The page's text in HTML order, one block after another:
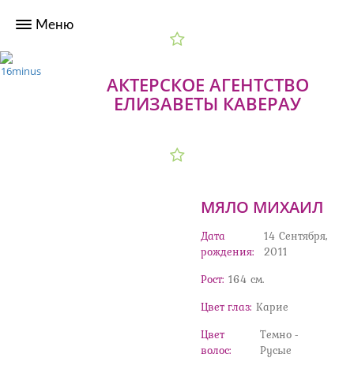
АКТЕРСКОЕ АГЕНТСТВО
ЕЛИЗАВЕТЫ КАВЕРАУ
МЯЛО МИХАИЛ
Дата
рождения:
14 Сентября,
2011
Рост: 164 cм.
Цвет глаз: Карие
Цвет
волос:
Темно -
Русые